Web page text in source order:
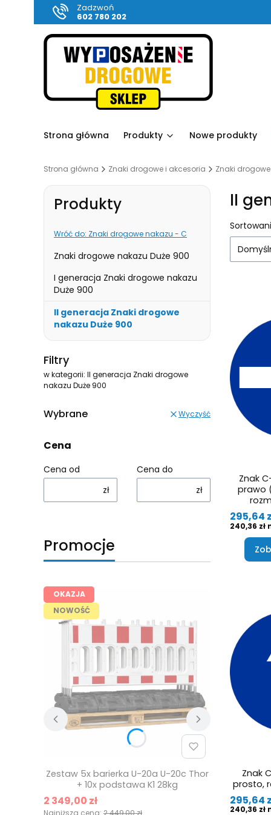
Zadzwoń
602 780 202
Strona główna Produkty Nowe produkty
Strona główna Znaki drogowe i akcesoria Znaki
Produkty
Wróć do: Znaki drogowe nakazu - C
Znaki drogowe nakazu Duże 900
I generacja Znaki drogowe nakazu
Duże 900
II generacja Znaki drogowe
nakazu Duże 900
Koniec menu
Filtry
w kategorii: II generacja Znaki drogowe
nakazu Duże 900
Wybrane Wyczyść
Cena
Cena od
zł
Cena do
zł
Promocje
OKAZJA
NOWOŚĆ
Zestaw 5x barierka U-20a U-20c Thor
+ 10x podstawa K1 28kg
Cena promocyjna
2 349,00 zł
Najniższa cena: 2 449,00 zł
II
Lista
Znak
prawo
Cena
295,64
Cena
240,36 zł
Znak
prosto,
Cena
295,64
Cena
240,36 zł